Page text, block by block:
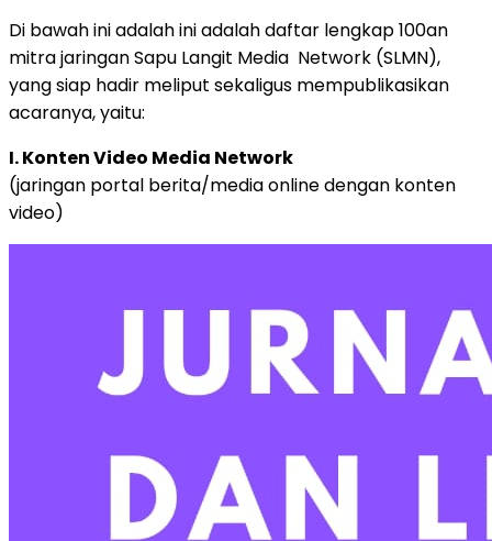
Di bawah ini adalah ini adalah daftar lengkap 100an
mitra jaringan Sapu Langit Media Network (SLMN),
yang siap hadir meliput sekaligus mempublikasikan
acaranya, yaitu:
I. Konten Video Media Network
(jaringan portal berita/media online dengan konten
video)